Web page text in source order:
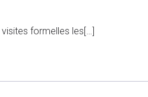
formelles les[…]